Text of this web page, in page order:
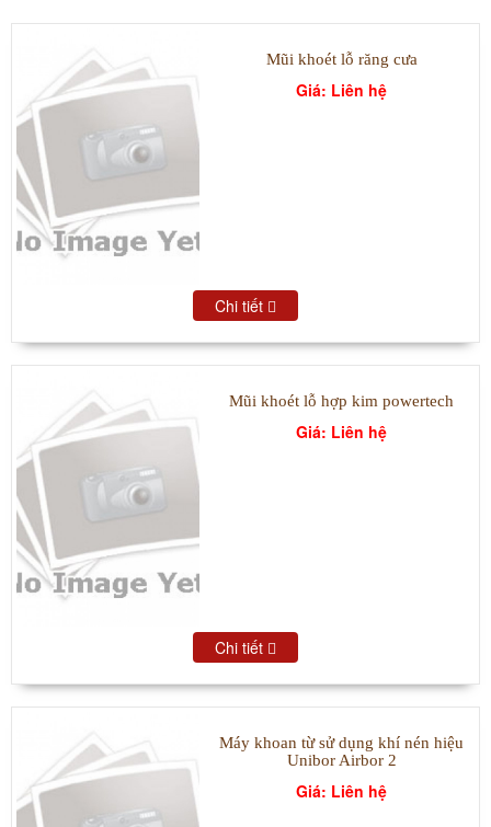
Mũi khoét lỗ răng cưa
Giá: Liên hệ
Chi tiết
Mũi khoét lỗ hợp kim powertech
Giá: Liên hệ
Chi tiết
Máy khoan từ sử dụng khí nén hiệu
Unibor Airbor 2
Giá: Liên hệ